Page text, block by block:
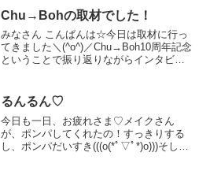
今までの…ＣＳ スカイパーフェクＴＶＣ
Chu→Bohの取材でした！
みなさん こんばんは☆今日は取材に行っ
てきました＼(^o^)／Chu→Boh10周年記念
ということで振り返りながらインタビュ
るんるん♡
今日も一日、お疲れさま♡メイクさん
が、ポンパしてくれたの！すっきりする
し、ポンパだいすき(((o(*ﾟ▽ﾟ*)o)))そし